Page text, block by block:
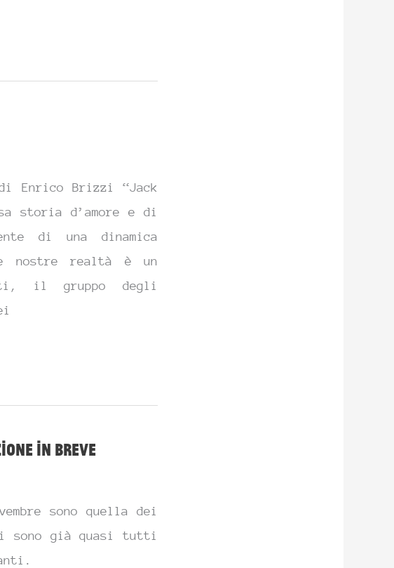
Enrico Brizzi “Jack
storia d’amore e di
di una dinamica
nostre realtà è un
il gruppo degli
in breve
sono quella dei
sono già quasi tutti